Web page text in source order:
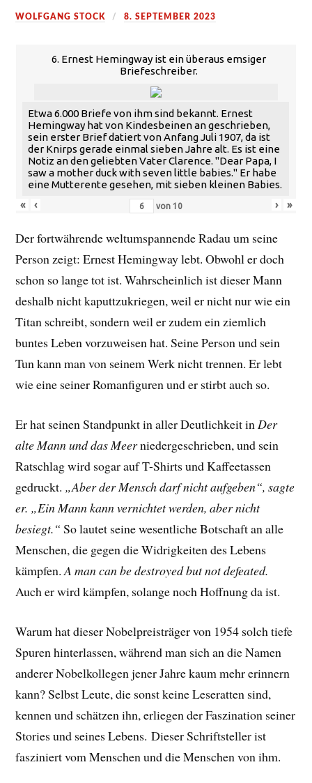
WOLFGANG STOCK 8. SEPTEMBER 2023
6. Ernest Hemingway ist ein überaus emsiger
Briefeschreiber.
Etwa 6.000 Briefe von ihm sind bekannt. Ernest
Hemingway hat von Kindesbeinen an geschrieben,
sein erster Brief datiert von Anfang Juli 1907, da ist
der Knirps gerade einmal sieben Jahre alt. Es ist eine
Notiz an den geliebten Vater Clarence. "Dear Papa, I
saw a mother duck with seven little babies." Er habe
eine Mutterente gesehen, mit sieben kleinen Babies.
«
‹ von 10 › »
Der fortwährende weltumspannende Radau um seine
Person zeigt: Ernest Hemingway lebt. Obwohl er doch
schon so lange tot ist. Wahrscheinlich ist dieser Mann
deshalb nicht kaputtzukriegen, weil er nicht nur wie ein
Titan schreibt, sondern weil er zudem ein ziemlich
buntes Leben vorzuweisen hat. Seine Person und sein
Tun kann man von seinem Werk nicht trennen. Er lebt
wie eine seiner Romanfiguren und er stirbt auch so.
Er hat seinen Standpunkt in aller Deutlichkeit in Der
alte Mann und das Meerniedergeschrieben, und sein
Ratschlag wird sogar auf T-Shirts und Kaffeetassen
gedruckt. „Aber der Mensch darf nicht aufgeben“, sagte
er. „Ein Mann kann vernichtet werden, aber nicht
besiegt.“So lautet seine wesentliche Botschaft an alle
Menschen, die gegen die Widrigkeiten des Lebens
kämpfen. A man can be destroyed but not defeated.
Auch er wird kämpfen, solange noch Hoffnung da ist.
Warum hat dieser Nobelpreisträger von 1954 solch tiefe
Spuren hinterlassen, während man sich an die Namen
anderer Nobelkollegen jener Jahre kaum mehr erinnern
kann? Selbst Leute, die sonst keine Leseratten sind,
kennen und schätzen ihn, erliegen der Faszination seiner
Stories und seines Lebens. Dieser Schriftsteller ist
fasziniert vom Menschen und die Menschen von ihm.